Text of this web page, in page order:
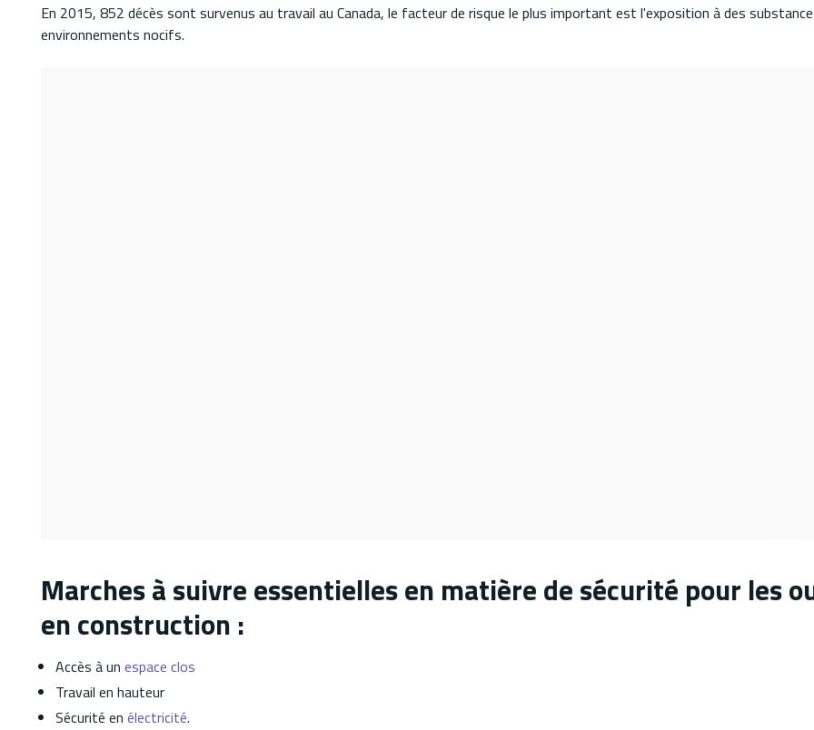
En 2015, 852 décès sont survenus au travail au Canada, le facteur de risque le plus important est l'exposition à des
environnements nocifs.
Marches à suivre essentielles en matière de sécurité pour les
en construction :
Accès à un espace clos
Travail en hauteur
Sécurité en électricité.